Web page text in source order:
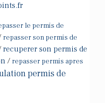
le permis de
repasser son permis de
recuperer son permis de
/ repasser permis apres
permis de